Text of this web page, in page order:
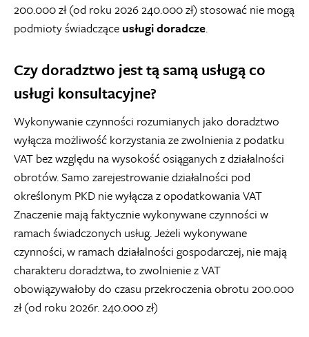
200.000 zł (od roku 2026 240.000 zł) stosować nie mogą
podmioty świadczące usługi doradcze.
Czy doradztwo jest tą samą usługą co
usługi konsultacyjne?
Wykonywanie czynności rozumianych jako doradztwo
wyłącza możliwość korzystania ze zwolnienia z podatku
VAT bez względu na wysokość osiąganych z działalności
obrotów. Samo zarejestrowanie działalności pod
określonym PKD nie wyłącza z opodatkowania VAT
Znaczenie mają faktycznie wykonywane czynności w
ramach świadczonych usług. Jeżeli wykonywane
czynności, w ramach działalności gospodarczej, nie mają
charakteru doradztwa, to zwolnienie z VAT
obowiązywałoby do czasu przekroczenia obrotu 200.000
zł (od roku 2026r. 240.000 zł)